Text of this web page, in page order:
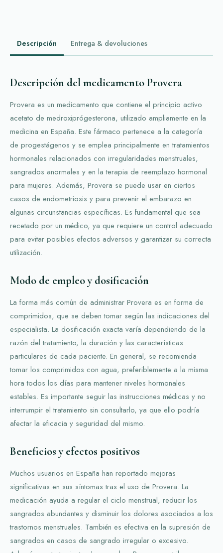
Descripción Entrega & devoluciones
Descripción del medicamento Provera
Provera es un medicamento que contiene el principio activo
acetato de medroxiprógesterona, utilizado ampliamente en la
medicina en España. Este fármaco pertenece a la categoría
de progestágenos y se emplea principalmente en tratamientos
hormonales relacionados con irregularidades menstruales,
sangrados anormales y en la terapia de reemplazo hormonal
para mujeres. Además, Provera se puede usar en ciertos
casos de endometriosis y para prevenir el embarazo en
algunas circunstancias específicas. Es fundamental que sea
recetado por un médico, ya que requiere un control adecuado
para evitar posibles efectos adversos y garantizar su correcta
utilización.
Modo de empleo y dosificación
La forma más común de administrar Provera es en forma de
comprimidos, que se deben tomar según las indicaciones del
especialista. La dosificación exacta varía dependiendo de la
razón del tratamiento, la duración y las características
particulares de cada paciente. En general, se recomienda
tomar los comprimidos con agua, preferiblemente a la misma
hora todos los días para mantener niveles hormonales
estables. Es importante seguir las instrucciones médicas y no
interrumpir el tratamiento sin consultarlo, ya que ello podría
afectar la eficacia y seguridad del mismo.
Beneficios y efectos positivos
Muchos usuarios en España han reportado mejoras
significativas en sus síntomas tras el uso de Provera. La
medicación ayuda a regular el ciclo menstrual, reducir los
sangrados abundantes y disminuir los dolores asociados a los
trastornos menstruales. También es efectiva en la supresión de
sangrados en casos de sangrado irregular o excesivo.